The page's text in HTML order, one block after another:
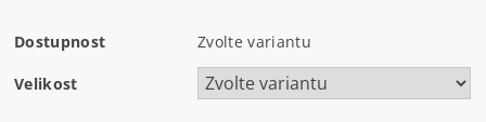
Dostupnost Zvolte variantu
Velikost